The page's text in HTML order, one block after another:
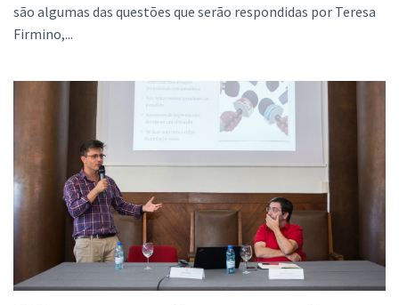
são algumas das questões que serão respondidas por Teresa
Firmino,...